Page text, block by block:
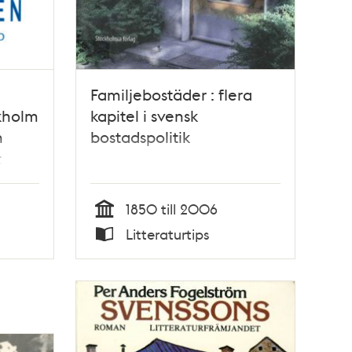
Familjebostäder : flera
kapitel i svensk
bostadspolitik
Tid
1850 till 2006
Typ
Litteraturtips